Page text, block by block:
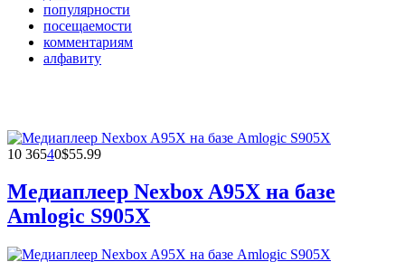
популярности
посещаемости
комментариям
алфавиту
10 36540$55.99
Медиаплеер Nexbox A95X на базе
Amlogic S905X